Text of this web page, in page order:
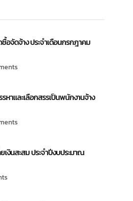
อจัดจ้าง ประจำเดือนกรกฎาคม
หาและเลือกสรรเป็นพนักงานจ้าง
เงินสะสม ประจำปีงบประมาณ